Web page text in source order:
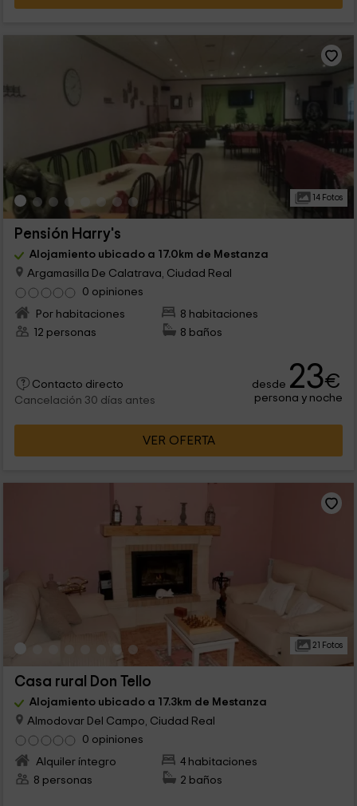
14 Fotos
Pensión Harry's
Alojamiento ubicado a 17.0km de Mestanza
Argamasilla De Calatrava, Ciudad Real
0 opiniones
Por habitaciones
8 habitaciones
12 personas
8 baños
Contacto directo
Cancelación 30 días antes
desde 23€
persona y noche
VER OFERTA
21 Fotos
Casa rural Don Tello
Alojamiento ubicado a 17.3km de Mestanza
Almodovar Del Campo, Ciudad Real
0 opiniones
Alquiler íntegro
4 habitaciones
8 personas
2 baños